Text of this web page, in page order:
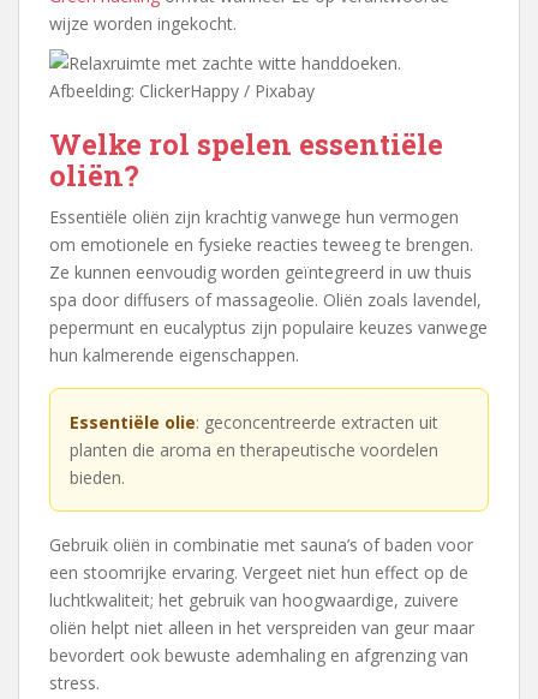
wijze worden ingekocht.
Afbeelding: ClickerHappy / Pixabay
Welke rol spelen essentiële
oliën?
Essentiële oliën zijn krachtig vanwege hun vermogen
om emotionele en fysieke reacties teweeg te brengen.
Ze kunnen eenvoudig worden geïntegreerd in uw thuis
spa door diffusers of massageolie. Oliën zoals lavendel,
pepermunt en eucalyptus zijn populaire keuzes vanwege
hun kalmerende eigenschappen.
Essentiële olie: geconcentreerde extracten uit
planten die aroma en therapeutische voordelen
bieden.
Gebruik oliën in combinatie met sauna’s of baden voor
een stoomrijke ervaring. Vergeet niet hun effect op de
luchtkwaliteit; het gebruik van hoogwaardige, zuivere
oliën helpt niet alleen in het verspreiden van geur maar
bevordert ook bewuste ademhaling en afgrenzing van
stress.